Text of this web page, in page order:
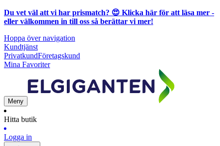
Du vet väl att vi har prismatch? 😍 Klicka här för att läsa mer -
eller välkommen in till oss så berättar vi mer!
Hoppa över navigation
Kundtjänst
PrivatkundFöretagskund
Mina Favoriter
Meny
Hitta butik
Logga in